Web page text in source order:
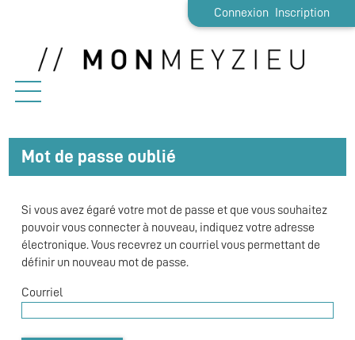
Connexion Inscription
Démarches
Etat-civil
Emploi / Stage
Vie pratique
Mot de passe oublié
Si vous avez égaré votre mot de passe et que vous souhaitez
pouvoir vous connecter à nouveau, indiquez votre adresse
électronique. Vous recevrez un courriel vous permettant de
définir un nouveau mot de passe.
Courriel